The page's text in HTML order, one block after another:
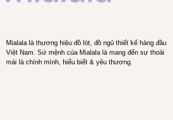
Mialala là thương hiệu đồ lót, đồ ngủ thiết kế hàng đầu
Việt Nam. Sứ mệnh của Mialala là mang đến sự thoải
mái là chính mình, hiểu biết & yêu thương.